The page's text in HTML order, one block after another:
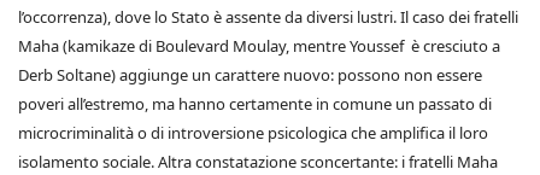
l’occorrenza), dove lo Stato è assente da diversi lustri. Il caso dei fratelli
Maha (kamikaze di Boulevard Moulay, mentre Youssef è cresciuto a
Derb Soltane) aggiunge un carattere nuovo: possono non essere
poveri all’estremo, ma hanno certamente in comune un passato di
microcriminalità o di introversione psicologica che amplifica il loro
isolamento sociale. Altra constatazione sconcertante: i fratelli Maha